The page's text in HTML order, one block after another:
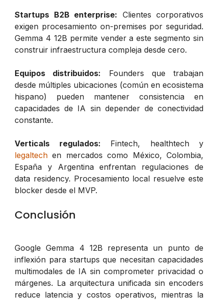
Startups B2B enterprise: Clientes corporativos
exigen procesamiento on-premises por seguridad.
Gemma 4 12B permite vender a este segmento sin
construir infraestructura compleja desde cero.
Equipos distribuidos: Founders que trabajan
desde múltiples ubicaciones (común en ecosistema
hispano) pueden mantener consistencia en
capacidades de IA sin depender de conectividad
constante.
Verticals regulados: Fintech, healthtech y
legaltech en mercados como México, Colombia,
España y Argentina enfrentan regulaciones de
data residency. Procesamiento local resuelve este
blocker desde el MVP.
Conclusión
Google Gemma 4 12B representa un punto de
inflexión para startups que necesitan capacidades
multimodales de IA sin comprometer privacidad o
márgenes. La arquitectura unificada sin encoders
reduce latencia y costos operativos, mientras la